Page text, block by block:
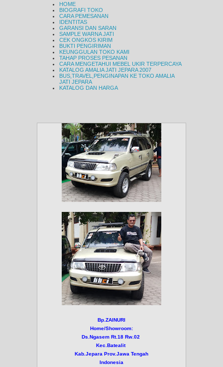
HOME
BIOGRAFI TOKO
CARA PEMESANAN
IDENTITAS
GARANSI DAN SARAN
SAMPLE WARNA JATI
CEK ONGKOS KIRIM
BUKTI PENGIRIMAN
KEUNGGULAN TOKO KAMI
TAHAP PROSES PESANAN
CARA MENGETAHUI MEBEL UKIR TERPERCAYA
KATALOG AMALIA JATI JEPARA 2007
BUS,TRAVEL,PENGINAPAN KE TOKO AMALIA
JATI JEPARA
KATALOG DAN HARGA
Bp.ZAINURI
Home/Showroom:
Ds.Ngasem Rt.18 Rw.02
Kec.Batealit
Kab.Jepara Prov.Jawa Tengah
Indonesia